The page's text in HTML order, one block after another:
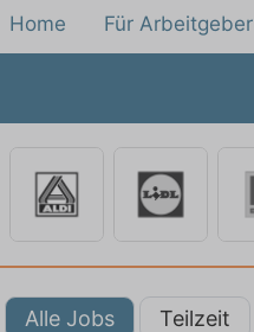
Home Für Arbeitgeber
Alle Jobs Teilzeit